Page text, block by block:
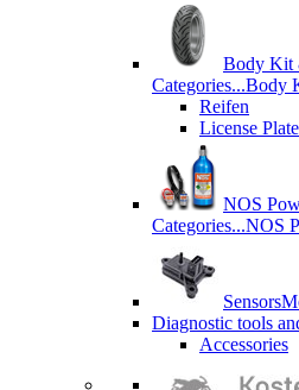
Body Kit
Categories...Body
Reifen
License
NOS
Categories...NOS
Sensors
Diagnostic tools
Accessories